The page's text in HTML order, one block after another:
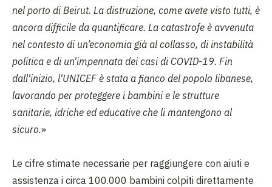
nel porto di Beirut. La distruzione, come avete visto tutti, è
ancora difficile da quantificare. La catastrofe è avvenuta
nel contesto di un’economia già al collasso, di instabilità
politica e di un'impennata dei casi di COVID-19. Fin
dall'inizio, l'UNICEF è stata a fianco del popolo libanese,
lavorando per proteggere i bambini e le strutture
sanitarie, idriche ed educative che li mantengono al
sicuro.»
Le cifre stimate necessarie per raggiungere con aiuti e
assistenza i circa 100.000 bambini colpiti direttamente